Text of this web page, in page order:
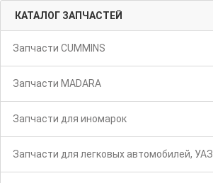
КАТАЛОГ ЗАПЧАСТЕЙ
Запчасти CUMMINS
Запчасти MADARA
Запчасти для иномарок
Запчасти для легковых автомобилей, УАЗ